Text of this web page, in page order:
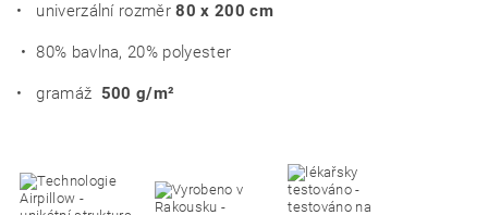
• univerzální rozměr80 x 200 cm
• 80% bavlna, 20% polyester
• gramáž 500 g/m²